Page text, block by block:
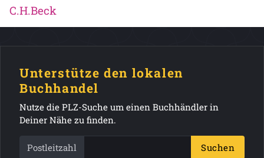
C.H.Beck
Unterstütze den lokalen
Buchhandel
Nutze die PLZ-Suche um einen Buchhändler in
Deiner Nähe zu finden.
Postleitzahl Suchen